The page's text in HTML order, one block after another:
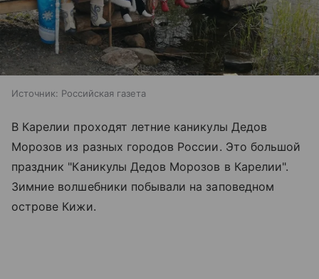
Источник: Российская газета
В Карелии проходят летние каникулы Дедов
Морозов из разных городов России. Это большой
праздник "Каникулы Дедов Морозов в Карелии".
Зимние волшебники побывали на заповедном
острове Кижи.